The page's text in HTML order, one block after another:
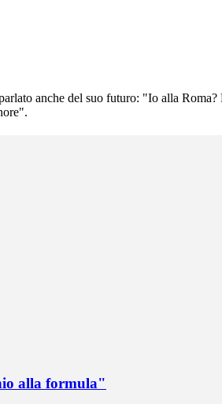
anche del suo futuro: "Io alla
alla formula"